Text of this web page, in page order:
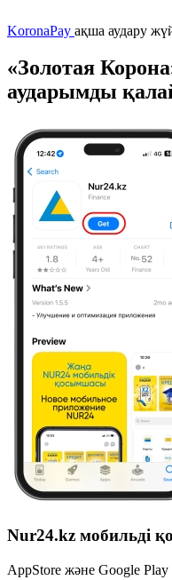
KoronaPay ақша аудару
«Золотая
аударымды
Nur24.kz мобильді
AppStore және Google